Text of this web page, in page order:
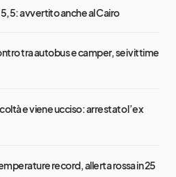
avvertito anche al Cairo
tra autobus e camper, sei vittime
e viene ucciso: arrestato l’ex
record, allerta rossa in 25